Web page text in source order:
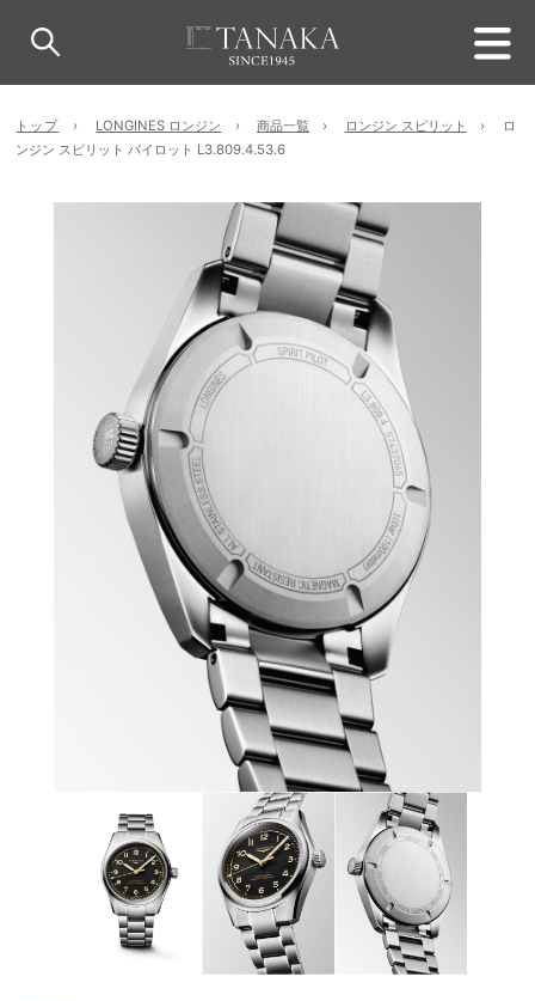
トップ LONGINES ロンジン 商品一覧 ロンジン スピリット
ロ
ンジン スピリット パイロット L3.809.4.53.6